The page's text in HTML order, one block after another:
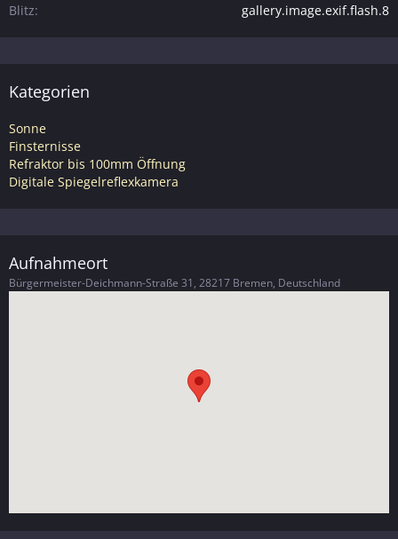
Blitz
gallery.image.exif.flash.8
Kategorien
Sonne
Finsternisse
Refraktor bis 100mm Öffnung
Digitale Spiegelreflexkamera
Aufnahmeort
Bürgermeister-Deichmann-Straße 31, 28217 Bremen, Deutschland